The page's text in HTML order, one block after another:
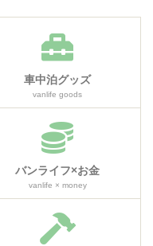
車中泊グッズ
vanlife goods
バンライフ×お金
vanlife × money